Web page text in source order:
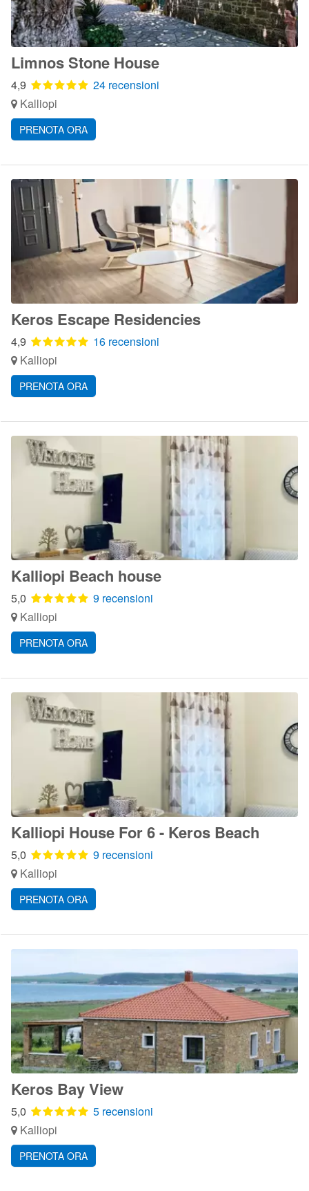
Limnos Stone House
4,9
24 recensioni
Kalliopi
PRENOTA ORA
Keros Escape Residencies
4,9
16 recensioni
Kalliopi
PRENOTA ORA
Kalliopi Beach house
5,0
9 recensioni
Kalliopi
PRENOTA ORA
Kalliopi House For 6 - Keros Beach
5,0
9 recensioni
Kalliopi
PRENOTA ORA
Keros Bay View
5,0
5 recensioni
Kalliopi
PRENOTA ORA